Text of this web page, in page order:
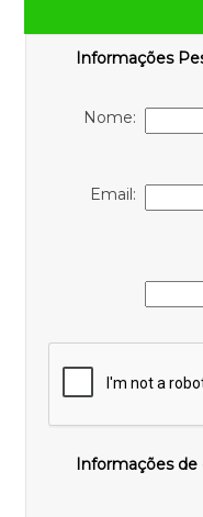
Informações
Nome:
Email:
Informações